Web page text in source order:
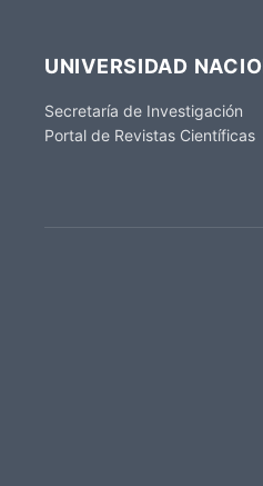
UNIVERSIDAD
Secretaría de Investigación
Portal de Revistas Científicas